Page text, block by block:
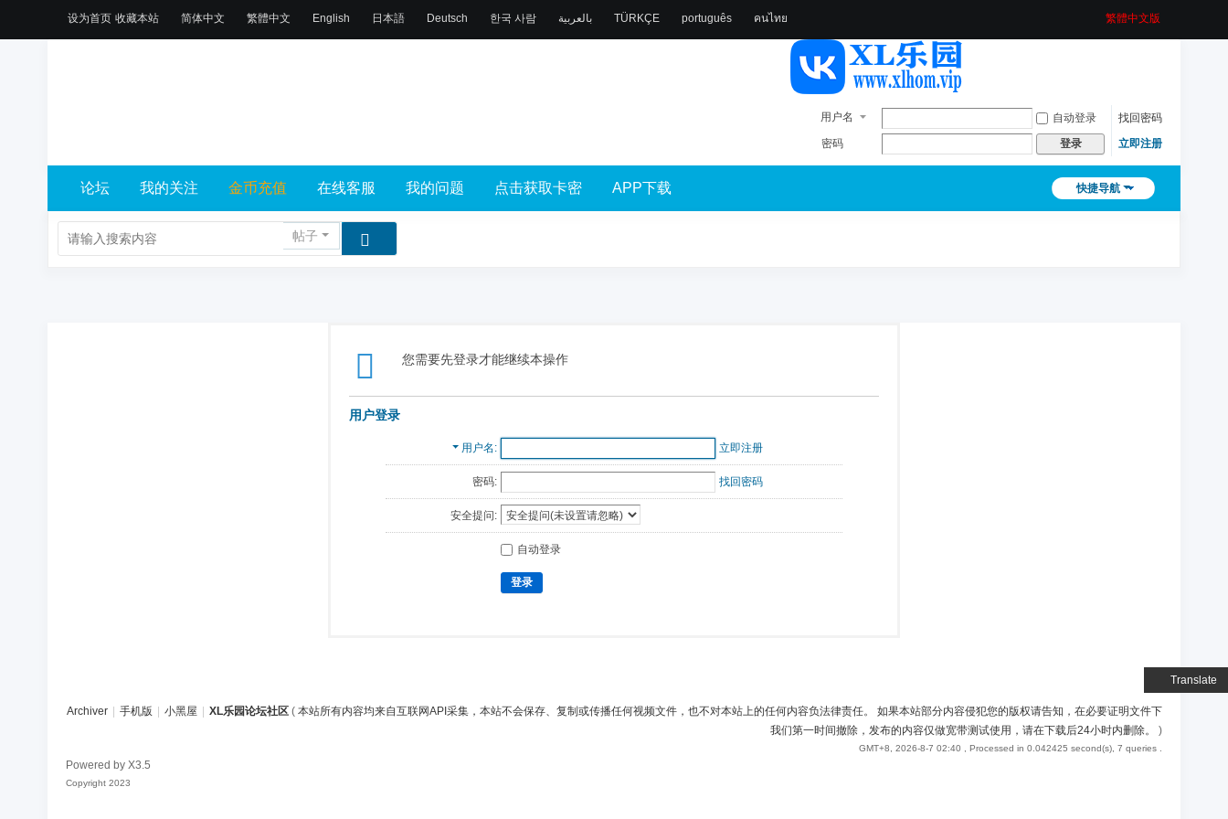
设为首页 收藏本站
Translate
简体中文 繁體中文 English 日本語 Deutsch 한국 사람 بالعربية TÜRKÇE português คนไทย 繁體中文版
用户名 自动登录
找回密码
密码
登录 立即注册
快捷导航
论坛 我的关注 金币充值 在线客服 我的问题 点击获取卡密 APP下载
帖子
您需要先登录才能继续本操作
用户登录
用户名 立即注册
密码: 找回密码
安全提问:
自动登录
登录
Archiver 手机版 小黑屋 XL乐园论坛社区 ( 本站所有内容均来自互联网API采集，本站不会保存、复制或传播任何视频文件，也不对本站上的任何内容负法律责任。 如果本站部分内容侵犯您的版权请告知，在必要证明文件下
我们第一时间撤除，发布的内容仅做宽带测试使用，请在下载后24小时内删除。
)
GMT+8, 2026-8-7 02:40 , Processed in 0.042425 second(s), 7 queries .
Powered by X3.5
Copyright 2023